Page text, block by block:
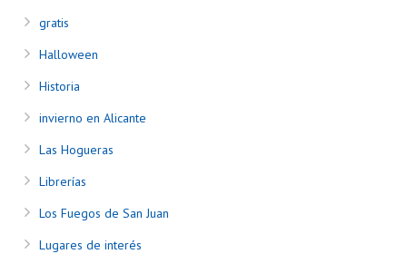
gratis
Halloween
Historia
invierno en Alicante
Las Hogueras
Librerías
Los Fuegos de San Juan
Lugares de interés